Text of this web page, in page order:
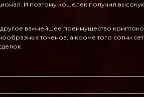
И поэтому кошелек получил
другое важнейшее преимущество
токенов, а кроме того сотни